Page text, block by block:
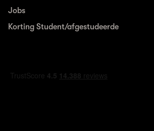
Jobs
Korting Student/afgestudeerde